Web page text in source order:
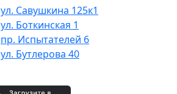
ул. Савушкина 125к1
ул. Боткинская 1
пр. Испытателей 6
ул. Бутлерова 40